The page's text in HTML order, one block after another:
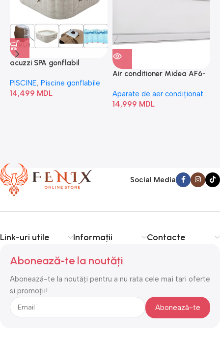
acuzzi SPA gonflabil
Bubble” 28446
PISCINE, Piscine gonflabile
14,499 MDL
Air conditioner Midea AF6-
Aparate de aer condiționat
14,999 MDL
Social Media
Link-uri utile Informații Contacte
Abonează-te la noutăți
Abonează-te la noutăți pentru a nu rata cele mai tari oferte
si promoții!